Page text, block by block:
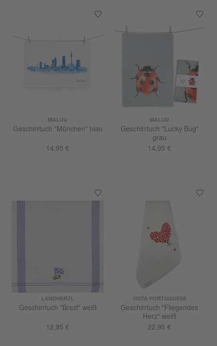
MALUU
Geschirrtuch "München" blau
14,95 €
MALUU
Geschirrtuch "Lucky Bug"
grau
14,95 €
LANDHERZL
Geschirrtuch "Brezl" weiß
12,95 €
VISTA PORTUGUESE
Geschirrtuch "Fliegendes
Herz" weiß
22,95 €